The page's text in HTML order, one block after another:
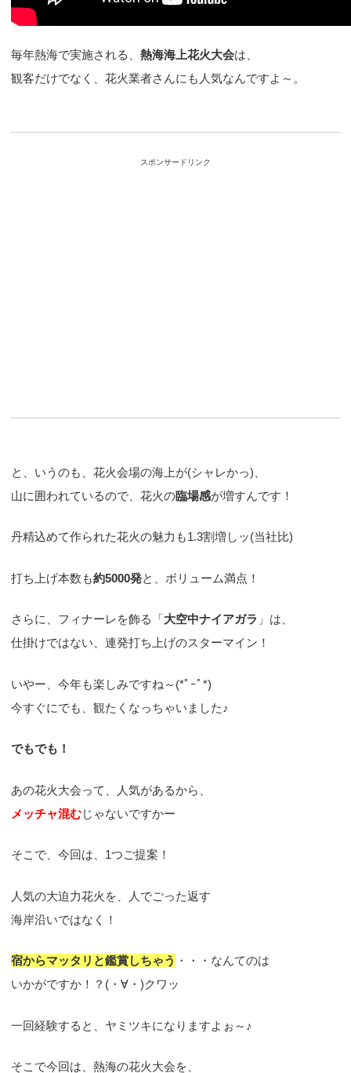
毎年熱海で実施される、熱海海上花火大会は、
観客だけでなく、花火業者さんにも人気なんですよ～。
スポンサードリンク
と、いうのも、花火会場の海上が(シャレかっ)、
山に囲われているので、花火の臨場感が増すんです！
丹精込めて作られた花火の魅力も1.3割増しッ(当社比)
打ち上げ本数も約5000発と、ボリューム満点！
さらに、フィナーレを飾る「大空中ナイアガラ 」は、
仕掛けではない、連発打ち上げのスターマイン！
いやー、今年も楽しみですね～(*ﾟｰﾟ*)
今すぐにでも、観たくなっちゃいました♪
でもでも！
あの花火大会って、人気があるから、
メッチャ混むじゃないですかー
そこで、今回は、1つご提案！
人気の大迫力花火を、人でごった返す
海岸沿いではなく！
宿からマッタリと鑑賞しちゃう ・・・なんてのは
いかがですか！？(・∀・)クワッ
一回経験すると、ヤミツキになりますよぉ～♪
そこで今回は、熱海の花火大会を、